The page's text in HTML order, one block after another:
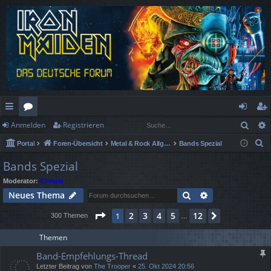
ch
ne
llz
ug
rif
or
en
n
m
eg
ist
Anmelden Registrieren
Portal Foren-Übersicht Metal & Rock Allgemein Bands Spezial
Bands Spezial
Moderator: Chewie
Neues Thema Suche
300 Themen Seite 1 von 12
1 2 3 4 5 … 12
Themen
Band-Empfehlungs-Thread
Letzter Beitrag von The Trooper « 25. Okt 2024 20:56